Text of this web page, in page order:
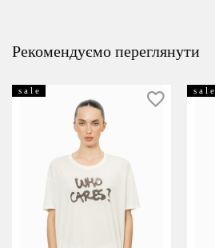
Рекомендуємо переглянути
s a l e s a l e